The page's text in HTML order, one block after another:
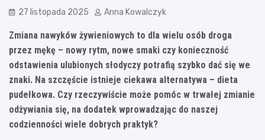
27 listopada 2025 Anna Kowalczyk
Zmiana nawyków żywieniowych to dla wielu osób droga
przez mękę – nowy rytm, nowe smaki czy konieczność
odstawienia ulubionych słodyczy potrafią szybko dać się we
znaki. Na szczęście istnieje ciekawa alternatywa – dieta
pudełkowa. Czy rzeczywiście może pomóc w trwałej zmianie
odżywiania się, na dodatek wprowadzając do naszej
codzienności wiele dobrych praktyk?